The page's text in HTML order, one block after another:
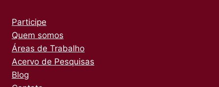
Participe
Quem somos
Áreas de Trabalho
Acervo de Pesquisas
Blog